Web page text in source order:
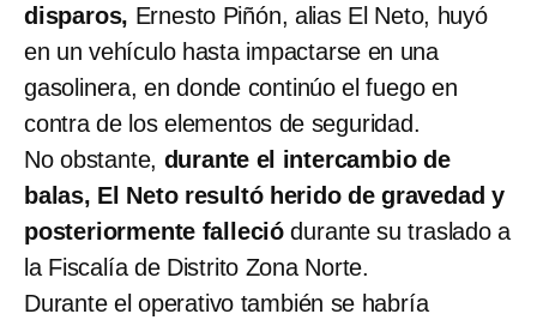
disparos, Ernesto Piñón, alias El Neto, huyó
en un vehículo hasta impactarse en una
gasolinera, en donde continúo el fuego en
contra de los elementos de seguridad.
No obstante, durante el intercambio de
balas, El Neto resultó herido de gravedad y
posteriormente falleciódurante su traslado a
la Fiscalía de Distrito Zona Norte.
Durante el operativo también se habría